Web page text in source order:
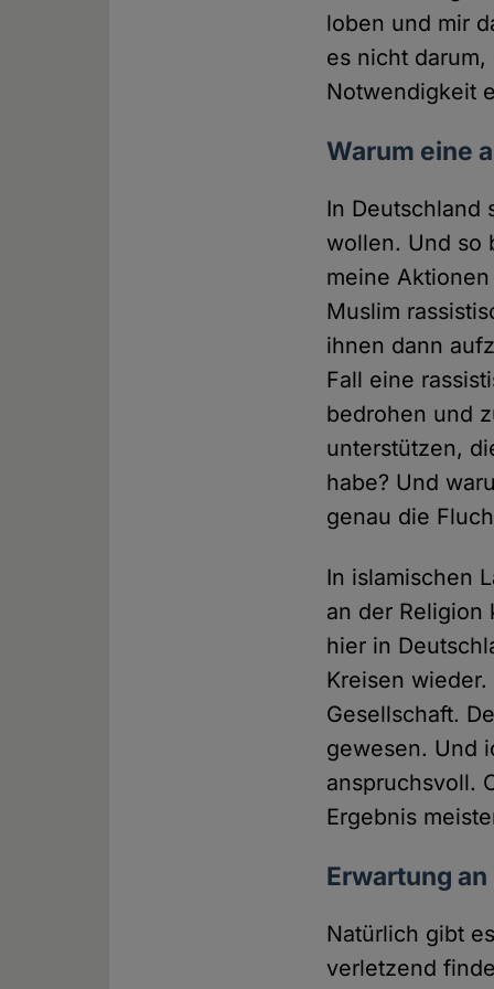
loben und mir
es nicht
Notwendigkeit
Warum eine
In Deutschland
wollen. Und so
meine
Muslim
ihnen dann
Fall eine
bedrohen und
unterstützen,
habe? Und
genau die
In islamischen
an der Religion
hier in
Kreisen
Gesellschaft.
gewesen. Und
anspruchsvoll.
Ergebnis
Erwartung
Natürlich gibt
verletzend